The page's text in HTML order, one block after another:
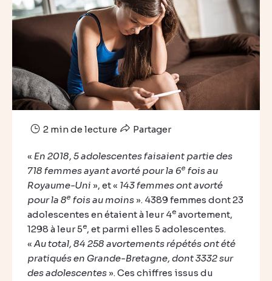
2 min de lecture Partager
« En 2018, 5 adolescentes faisaient partie des
718 femmes ayant avorté pour la 6e fois au
Royaume-Uni », et « 143 femmes ont avorté
pour la 8e fois au moins ». 4389 femmes dont 23
adolescentes en étaient à leur 4e avortement,
1298 à leur 5e, et parmi elles 5 adolescentes.
«Au total, 84 258 avortements répétés ont été
pratiqués en Grande-Bretagne, dont 3332 sur
des adolescentes ». Ces chiffres issus du